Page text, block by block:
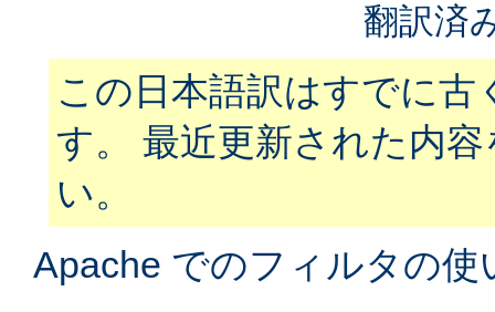
翻訳済
この日本語訳はすでに
す。 最近更新された内
い。
Apache でのフィルタの